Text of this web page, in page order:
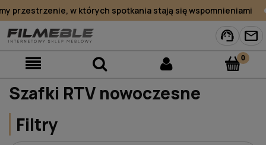
przestrzenie, w których spotkania stają się wspomnieniami
support_agent mail
Szafki RTV nowoczesne
Filtry